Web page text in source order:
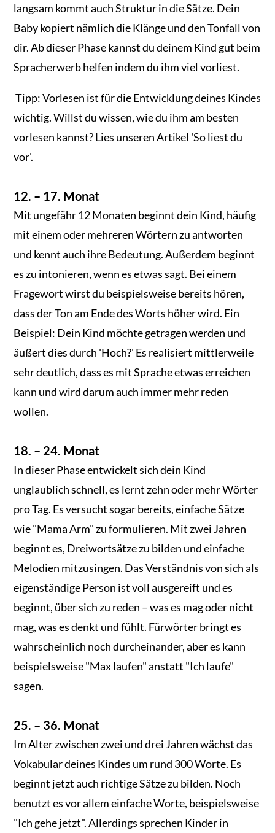
langsam kommt auch Struktur in die Sätze. Dein
Baby kopiert nämlich die Klänge und den Tonfall von
dir. Ab dieser Phase kannst du deinem Kind gut beim
Spracherwerb helfen indem du ihm viel vorliest.
Tipp: Vorlesen ist für die Entwicklung deines Kindes
wichtig. Willst du wissen, wie du ihm am besten
vorlesen kannst? Lies unseren Artikel 'So liest du
vor'.
12. – 17. Monat
Mit ungefähr 12 Monaten beginnt dein Kind, häufig
mit einem oder mehreren Wörtern zu antworten
und kennt auch ihre Bedeutung. Außerdem beginnt
es zu intonieren, wenn es etwas sagt. Bei einem
Fragewort wirst du beispielsweise bereits hören,
dass der Ton am Ende des Worts höher wird. Ein
Beispiel: Dein Kind möchte getragen werden und
äußert dies durch 'Hoch?' Es realisiert mittlerweile
sehr deutlich, dass es mit Sprache etwas erreichen
kann und wird darum auch immer mehr reden
wollen.
18. – 24. Monat
In dieser Phase entwickelt sich dein Kind
unglaublich schnell, es lernt zehn oder mehr Wörter
pro Tag. Es versucht sogar bereits, einfache Sätze
wie "Mama Arm" zu formulieren. Mit zwei Jahren
beginnt es, Dreiwortsätze zu bilden und einfache
Melodien mitzusingen. Das Verständnis von sich als
eigenständige Person ist voll ausgereift und es
beginnt, über sich zu reden – was es mag oder nicht
mag, was es denkt und fühlt. Fürwörter bringt es
wahrscheinlich noch durcheinander, aber es kann
beispielsweise "Max laufen" anstatt "Ich laufe"
sagen.
25. – 36. Monat
Im Alter zwischen zwei und drei Jahren wächst das
Vokabular deines Kindes um rund 300 Worte. Es
beginnt jetzt auch richtige Sätze zu bilden. Noch
benutzt es vor allem einfache Worte, beispielsweise
"Ich gehe jetzt". Allerdings sprechen Kinder in